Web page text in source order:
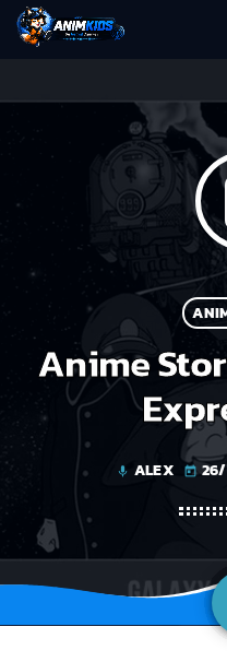
Anime
mic ALEX today